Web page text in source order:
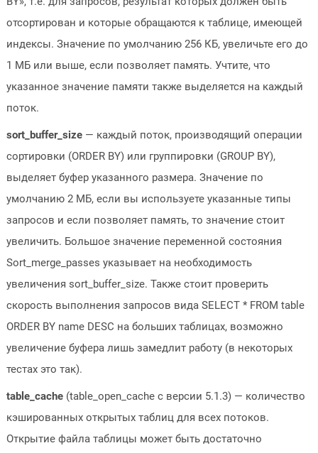
отсортирован и которые обращаются к таблице, имеющей
индексы. Значение по умолчанию 256 КБ, увеличьте его до
1 МБ или выше, если позволяет память. Учтите, что
указанное значение памяти также выделяется на каждый
поток.
sort_buffer_size— каждый поток, производящий операции
сортировки (ORDER BY) или группировки (GROUP BY),
выделяет буфер указанного размера. Значение по
умолчанию 2 МБ, если вы используете указанные типы
запросов и если позволяет память, то значение стоит
увеличить. Большое значение переменной состояния
Sort_merge_passes указывает на необходимость
увеличения sort_buffer_size. Также стоит проверить
скорость выполнения запросов вида SELECT * FROM table
ORDER BY name DESC на больших таблицах, возможно
увеличение буфера лишь замедлит работу (в некоторых
тестах это так).
table_cache(table_open_cache с версии 5.1.3) — количество
кэшированных открытых таблиц для всех потоков.
Открытие файла таблицы может быть достаточно